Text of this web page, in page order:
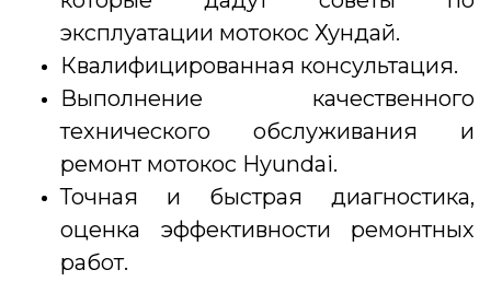
эксплуатации мотокос Хундай.
Квалифицированная консультация.
Выполнение качественного
технического обслуживания и
ремонт мотокос Hyundai.
Точная и быстрая диагностика,
оценка эффективности ремонтных
работ.